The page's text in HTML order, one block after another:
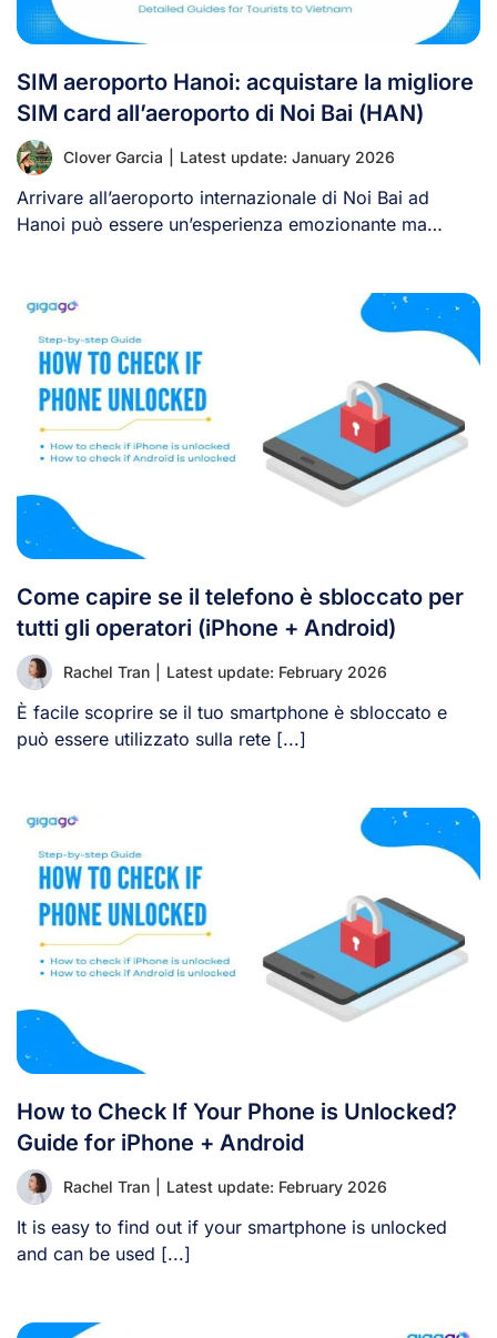
SIM aeroporto Hanoi: acquistare la migliore
SIM card all’aeroporto di Noi Bai (HAN)
Clover Garcia Latest update: January 2026
Arrivare all’aeroporto internazionale di Noi Bai ad
Hanoi può essere un’esperienza emozionante ma
Come capire se il telefono è sbloccato per
tutti gli operatori (iPhone + Android)
Rachel Tran Latest update: February 2026
È facile scoprire se il tuo smartphone è sbloccato e
può essere utilizzato sulla rete [...]
How to Check If Your Phone is Unlocked?
Guide for iPhone + Android
Rachel Tran Latest update: February 2026
It is easy to find out if your smartphone is unlocked
and can be used [...]